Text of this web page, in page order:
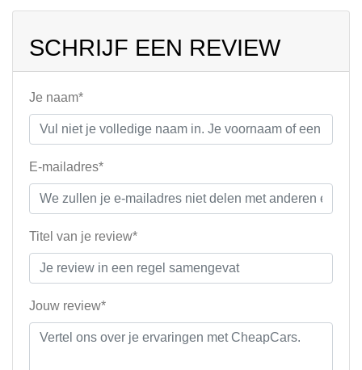
SCHRIJF EEN REVIEW
Je naam*
E-mailadres*
Titel van je review*
Jouw review*